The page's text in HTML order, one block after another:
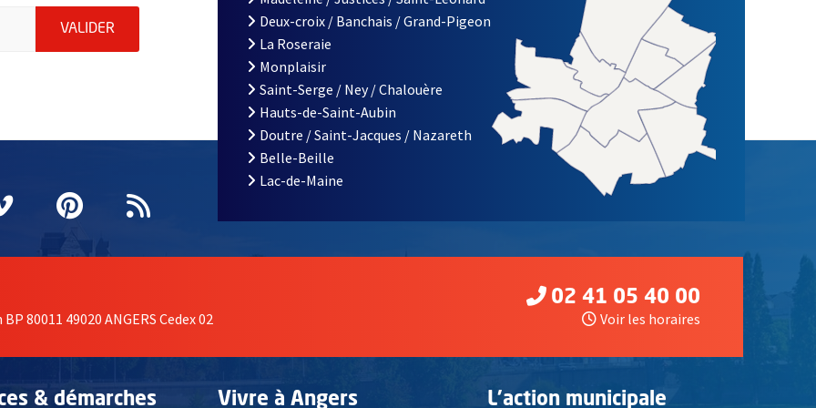
indiquez votre email (champ obligatoire)
VALIDER ENVOYER MA DEMANDE D'INSCRIPTION À LA LETTRE D'INFORMATION DE LA VILLE D'ANGERS
fenêtrefenêtre
une nouvelle fenêtre
Vimeo
, Ouvre une nouvelle fenêtre
Pinterest
, Ouvre une nouvelle fenêtre
Flux RSS
Deux-croix / Banchais / Grand-Pigeon
La Roseraie
Monplaisir
Saint-Serge / Ney / Chalouère
Hauts-de-Saint-Aubin
Doutre / Saint-Jacques / Nazareth
Belle-Beille
Lac-de-Maine
80011 49020 ANGERS Cedex 02
02 41 05 40 00
Voir les horaires
& démarches Vivre à Angers L'action municipale